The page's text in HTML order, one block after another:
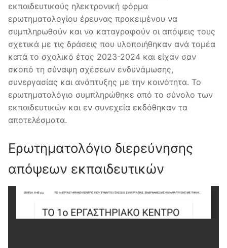
εκπαιδευτικούς ηλεκτρονική φόρμα
ερωτηματολογίου έρευνας προκειμένου να
συμπληρωθούν και να καταγραφούν οι απόψεις τους
σχετικά με τις δράσεις που υλοποιήθηκαν ανά τομέα
κατά το σχολικό έτος 2023-2024 και είχαν σαν
σκοπό τη σύναψη σχέσεων ενδυνάμωσης,
συνεργασίας και ανάπτυξης με την κοινότητα. Το
ερωτηματολόγιο συμπληρώθηκε από το σύνολο των
εκπαιδευτικών και εν συνεχεία εκδόθηκαν τα
αποτελέσματα.
Ερωτηματολόγιο διερεύνησης
απόψεων εκπαιδευτικών